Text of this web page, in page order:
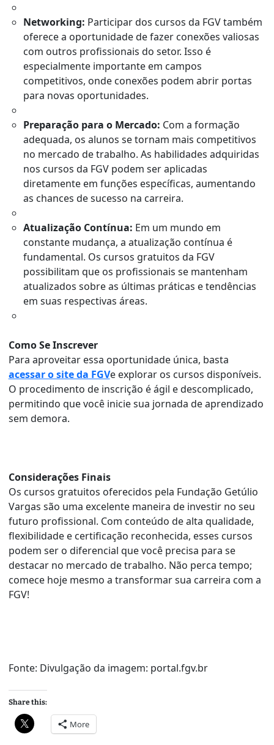
Networking: Participar dos cursos da FGV também
oferece a oportunidade de fazer conexões valiosas
com outros profissionais do setor. Isso é
especialmente importante em campos
competitivos, onde conexões podem abrir portas
para novas oportunidades.
Preparação para o Mercado: Com a formação
adequada, os alunos se tornam mais competitivos
no mercado de trabalho. As habilidades adquiridas
nos cursos da FGV podem ser aplicadas
diretamente em funções específicas, aumentando
as chances de sucesso na carreira.
Atualização Contínua: Em um mundo em
constante mudança, a atualização contínua é
fundamental. Os cursos gratuitos da FGV
possibilitam que os profissionais se mantenham
atualizados sobre as últimas práticas e tendências
em suas respectivas áreas.
Como Se Inscrever
Para aproveitar essa oportunidade única, basta
acessar o site da FGVe explorar os cursos disponíveis.
O procedimento de inscrição é ágil e descomplicado,
permitindo que você inicie sua jornada de aprendizado
sem demora.
Considerações Finais
Os cursos gratuitos oferecidos pela Fundação Getúlio
Vargas são uma excelente maneira de investir no seu
futuro profissional. Com conteúdo de alta qualidade,
flexibilidade e certificação reconhecida, esses cursos
podem ser o diferencial que você precisa para se
destacar no mercado de trabalho. Não perca tempo;
comece hoje mesmo a transformar sua carreira com a
FGV!
Fonte: Divulgação da imagem: portal.fgv.br
Share this:
More